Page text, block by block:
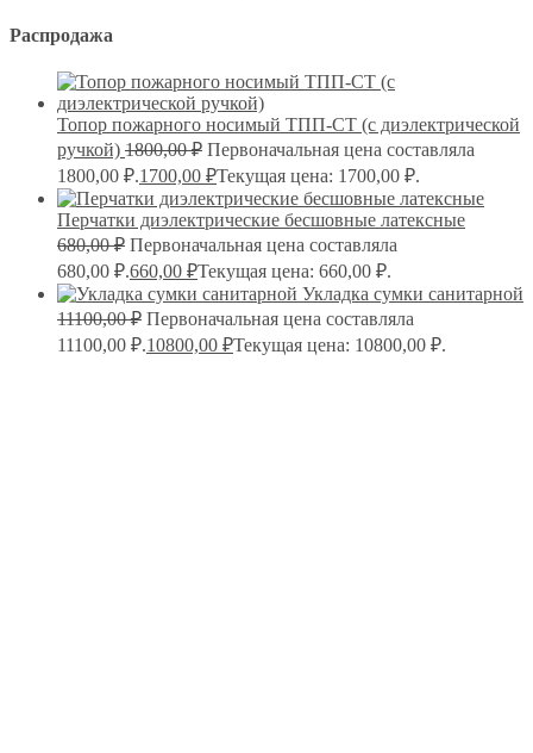
Распродажа
Топор пожарного носимый ТПП-СТ (с диэлектрической
ручкой) 1800,00₽ Первоначальная цена составляла
1800,00 ₽.1700,00 ₽Текущая цена: 1700,00 ₽.
Перчатки диэлектрические бесшовные латексные
680,00₽ Первоначальная цена составляла
680,00 ₽.660,00 ₽Текущая цена: 660,00 ₽.
Укладка сумки санитарной
11100,00₽ Первоначальная цена составляла
11100,00 ₽.10800,00 ₽Текущая цена: 10800,00 ₽.